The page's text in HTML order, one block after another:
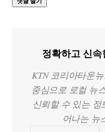
정확하고 신
KTN 코리아타운
중심으로 로컬 뉴
신뢰할 수 있는
어나는 뉴